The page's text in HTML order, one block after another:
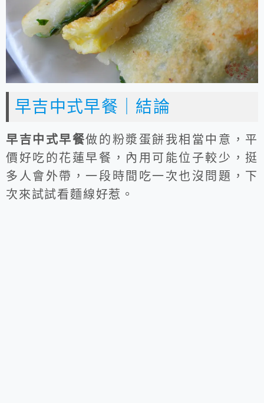
早吉中式早餐｜結論
早吉中式早餐做的粉漿蛋餅我相當中意，平
價好吃的花蓮早餐，內用可能位子較少，挺
多人會外帶，一段時間吃一次也沒問題，下
次來試試看麵線好惹。